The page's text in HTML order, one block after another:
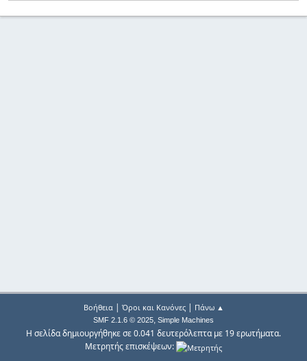
Βοήθεια| Όροι και Κανόνες| Πάνω ▲
SMF 2.1.6 © 2025, Simple Machines
Η σελίδα δημιουργήθηκε σε 0.041 δευτερόλεπτα με 19 ερωτήματα.
Μετρητής επισκέψεων: